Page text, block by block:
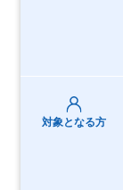
対象となる方